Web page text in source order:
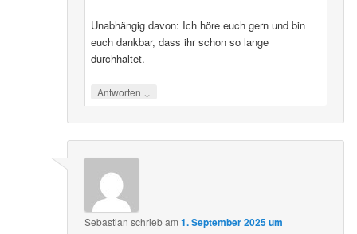
Unabhängig davon: Ich höre euch gern und bin
euch dankbar, dass ihr schon so lange
durchhaltet.
Antworten ↓
Sebastian schriebam1. September 2025 um